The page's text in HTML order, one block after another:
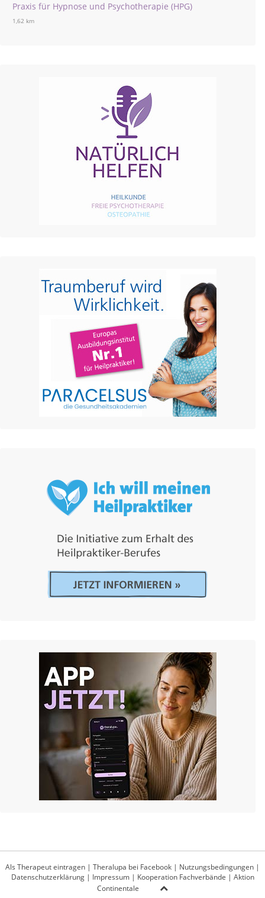
Praxis für Hypnose und Psychotherapie (HPG)
1,62 km
Als Therapeut eintragen | Theralupa bei Facebook | Nutzungsbedingungen |
Datenschutzerklärung| Impressum| Kooperation Fachverbände | Aktion
Continentale